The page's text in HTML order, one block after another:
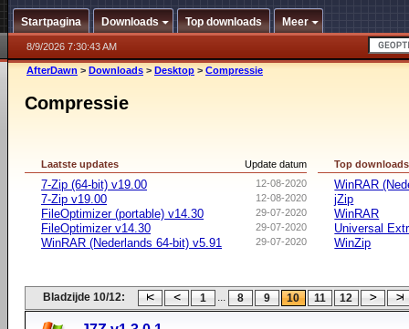
Startpagina Downloads Top downloads Meer
8/9/2026 7:30:43 AM
AfterDawn > Downloads > Desktop > Compressie
Compressie
Update datum
Laatste updates
12-08-2020
7-Zip (64-bit) v19.00
12-08-2020
7-Zip v19.00
29-07-2020
FileOptimizer (portable) v14.30
29-07-2020
FileOptimizer v14.30
29-07-2020
WinRAR (Nederlands 64-bit) v5.91
Top downloads
WinRAR
jZip
WinRAR
Universal
WinZip
Bladzijde 10/12: 1 ... 8 9 10 11 12